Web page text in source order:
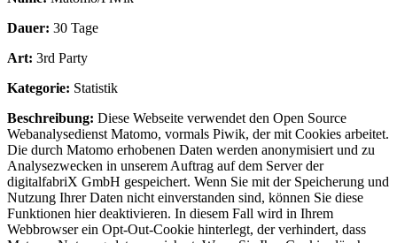
Dauer: 30 Tage
Art: 3rd Party
Kategorie: Statistik
Beschreibung: Diese Webseite verwendet den Open Source
Webanalysedienst Matomo, vormals Piwik, der mit Cookies arbeitet.
Die durch Matomo erhobenen Daten werden anonymisiert und zu
Analysezwecken in unserem Auftrag auf dem Server der
digitalfabriX GmbH gespeichert. Wenn Sie mit der Speicherung und
Nutzung Ihrer Daten nicht einverstanden sind, können Sie diese
Funktionen hier deaktivieren. In diesem Fall wird in Ihrem
Webbrowser ein Opt-Out-Cookie hinterlegt, der verhindert, dass